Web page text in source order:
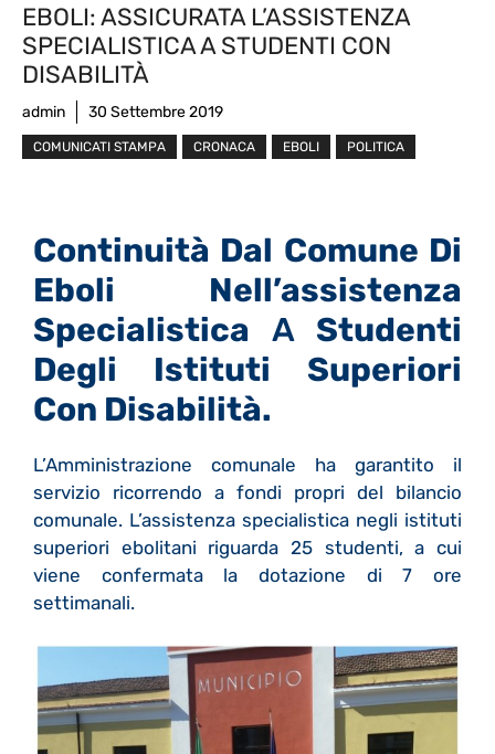
EBOLI: ASSICURATA L’ASSISTENZA
SPECIALISTICA A STUDENTI CON
DISABILITÀ
admin 30 Settembre 2019
COMUNICATI STAMPA CRONACA EBOLI POLITICA
Continuità Dal Comune Di
Eboli Nell’assistenza
Specialistica
A Studenti
Degli Istituti Superiori
Con Disabilità.
L’Amministrazione comunale ha garantito il
servizio ricorrendo a fondi propri del bilancio
comunale. L’assistenza specialistica negli istituti
superiori ebolitani riguarda 25 studenti, a cui
viene confermata la dotazione di 7 ore
settimanali.